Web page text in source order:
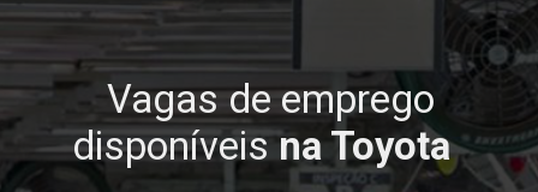
Vagas de emprego
disponíveisna Toyota